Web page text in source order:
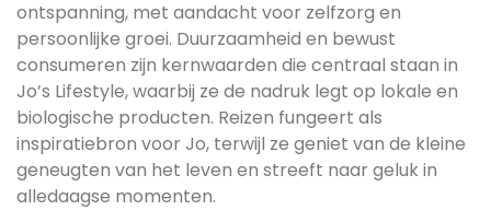
ontspanning, met aandacht voor zelfzorg en
persoonlijke groei. Duurzaamheid en bewust
consumeren zijn kernwaarden die centraal staan in
Jo’s Lifestyle, waarbij ze de nadruk legt op lokale en
biologische producten. Reizen fungeert als
inspiratiebron voor Jo, terwijl ze geniet van de kleine
geneugten van het leven en streeft naar geluk in
alledaagse momenten.